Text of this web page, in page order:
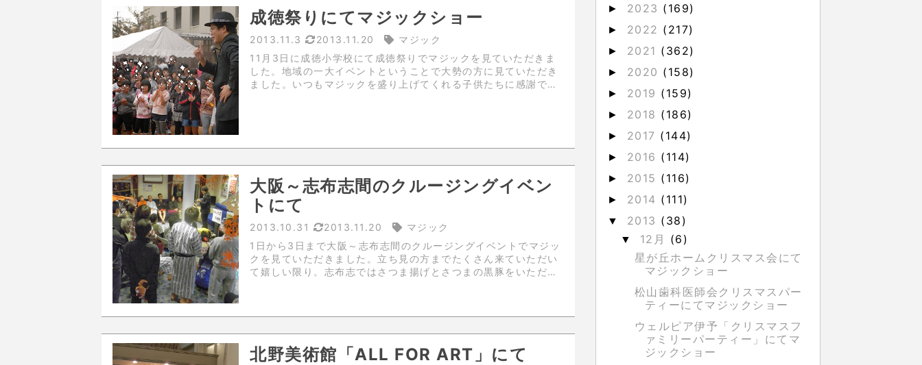
成徳祭りにてマジックショー
2013.11.3 2013.11.20
マジック
11月3日に成徳小学校にて成徳祭りでマジックを見ていただきま
した。地域の一大イベントということで大勢の方に見ていただき
ました。いつもマジックを盛り上げてくれる子供たちに感謝で
大阪～志布志間のクルージングイベン
トにて
2013.10.31 2013.11.20
マジック
1日から3日まで大阪～志布志間のクルージングイベントでマジッ
クを見ていただきました。立ち見の方までたくさん来ていただい
て嬉しい限り。志布志ではさつま揚げとさつまの黒豚をいただい
北野美術館「ALL FOR ART」にて
► 2023 (169)
► 2022 (217)
► 2021 (362)
► 2020 (158)
► 2019 (159)
► 2018 (186)
► 2017 (144)
► 2016 (114)
► 2015 (116)
► 2014 (111)
▼ 2013 (38)
▼ 12月 (6)
星が丘ホームクリスマス会にて
マジックショー
松山歯科医師会クリスマスパー
ティーにてマジックショー
ウェルピア伊予「クリスマスフ
ァミリーパーティー」にてマ
ジックショー